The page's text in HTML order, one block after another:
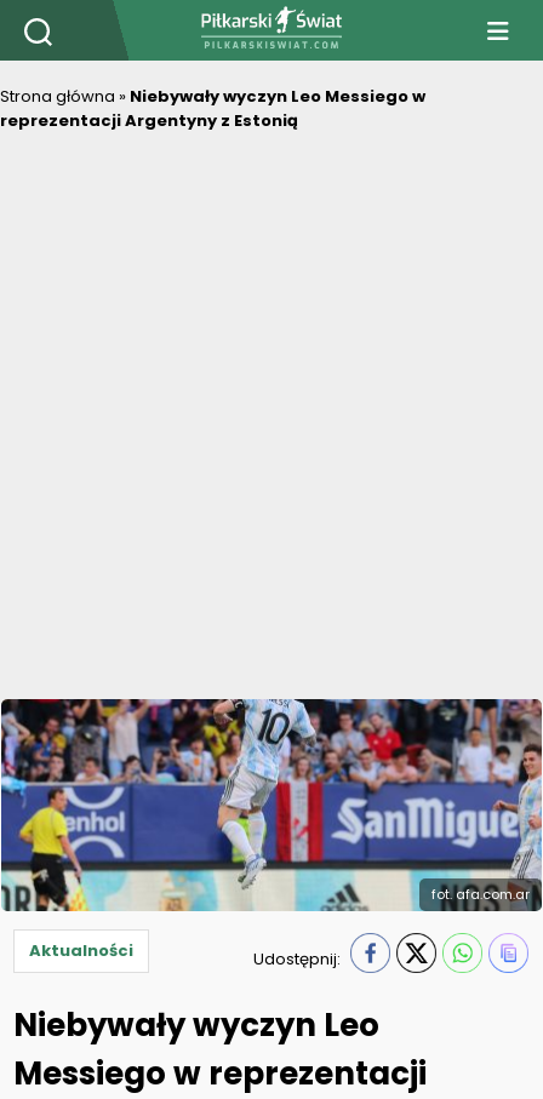
PiłkarskiSwiat.com
Strona główna » Niebywały wyczyn Leo Messiego w
reprezentacji Argentyny z Estonią
fot. afa.com.ar
Aktualności Udostępnij:
Niebywały wyczyn Leo
Messiego w reprezentacji